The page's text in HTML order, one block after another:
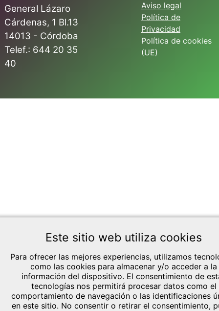
General Lázaro
Cárdenas, 1 Bl.13
14013 - Córdoba
Telef.: 644 20 35
40
Aviso legal
Política de
Privacidad
Política de cookies
(UE)
Este sitio web utiliza cookies
Para ofrecer las mejores experiencias, utilizamos
como las cookies para almacenar y/o acceder a la
información del dispositivo. El consentimiento de
tecnologías nos permitirá procesar datos como el
comportamiento de navegación o las identificaciones
en este sitio. No consentir o retirar el consentimiento,